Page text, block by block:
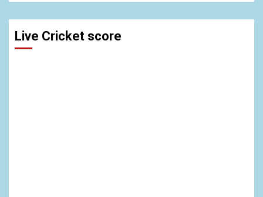
Live Cricket score